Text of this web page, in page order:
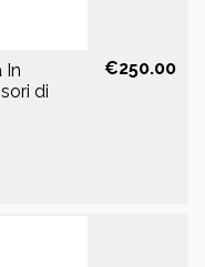
In
di
€250.00